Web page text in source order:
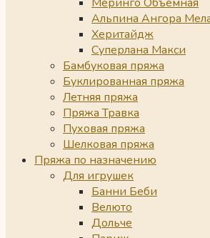
Альпина Ангора
Херитайдж
Суперлана Макси
Бамбуковая пряжа
Буклированная пряжа
Летняя пряжа
Пряжа Травка
Пуховая пряжа
Шелковая пряжа
Пряжа по назначению
Для игрушек
Банни Беби
Велюто
Дольче